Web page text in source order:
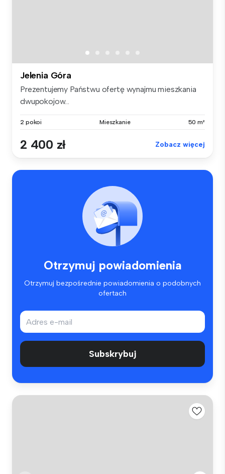
Jelenia Góra
Prezentujemy Państwu ofertę wynajmu mieszkania
dwupokojow...
2 pokoi Mieszkanie 50 m²
2 400 zł Zobacz więcej
Otrzymuj powiadomienia
Otrzymuj bezpośrednie powiadomienia o podobnych
ofertach
Subskrybuj